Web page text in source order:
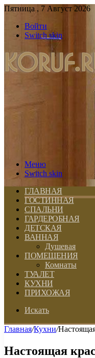
Пятница , 7 Август 2026
Войти
Switch skin
Меню
Switch skin
ГЛАВНАЯ
ГОСТИННАЯ
СПАЛЬНИ
ГАРДЕРОБНАЯ
ДЕТСКАЯ
ВАННАЯ
Душевая
ПОМЕЩЕНИЯ
Комнаты
ТУАЛЕТ
КУХНИ
ПРИХОЖАЯ
Искать
Главная/Кухни/
Настоящая